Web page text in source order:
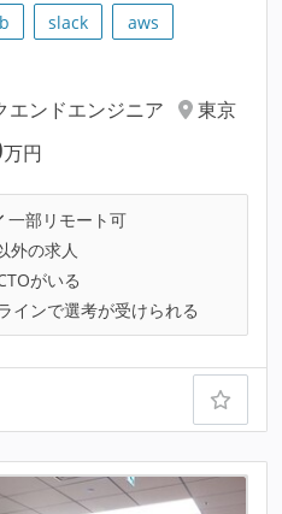
slack
aws
エンドエンジニア
東京
万円
一部リモート可
外の求人
がいる
インで選考が受けられる